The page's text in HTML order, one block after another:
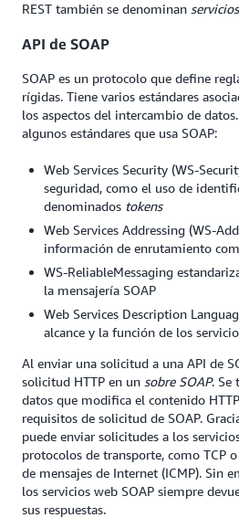
REST también se denominan
API de SOAP
SOAP es un protocolo que define
rígidas. Tiene varios estándares
los aspectos del intercambio de
algunos estándares que usa SOAP:
Web Services Security (WS-
seguridad, como el uso de
denominados tokens
Web Services Addressing (WS-
información de enrutamiento
WS-ReliableMessaging
la mensajería SOAP
Web Services Description
alcance y la función de los
Al enviar una solicitud a una API de
solicitud HTTP en un sobre SOAP. Se
datos que modifica el contenido
requisitos de solicitud de SOAP.
puede enviar solicitudes a los
protocolos de transporte, como TCP
de mensajes de Internet (ICMP). Sin
los servicios web SOAP siempre
sus respuestas.